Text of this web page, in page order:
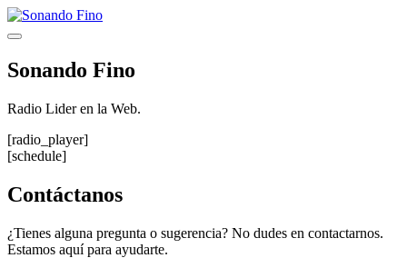
Saltar
al
Menú
Sonando Fino
Radio Lider en la Web.
[radio_player]
[schedule]
Contáctanos
¿Tienes alguna pregunta o sugerencia? No dudes en contactarnos.
Estamos aquí para ayudarte.